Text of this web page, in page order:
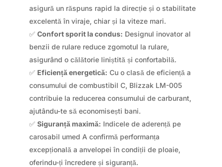
asigură un răspuns rapid la direcție și o stabilitate
excelentă în viraje, chiar și la viteze mari.
✅ Confort sporit la condus: Designul inovator al
benzii de rulare reduce zgomotul la rulare,
asigurând o călătorie liniștită și confortabilă.
✅ Eficiență energetică: Cu o clasă de eficiență a
consumului de combustibil C, Blizzak LM-005
contribuie la reducerea consumului de carburant,
ajutându-te să economisești bani.
✅ Siguranță maximă: Indicele de aderență pe
carosabil umed A confirmă performanța
excepțională a anvelopei în condiții de ploaie,
oferindu-ți încredere și siguranță.